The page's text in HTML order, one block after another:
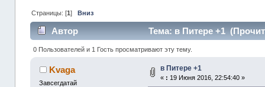
Страницы: [1] Вниз
Автор Тема: в Питере +1
0 Пользователей и 1 Гость просматривают эту тему.
Kvaga
Завсегдатай
в Питере +1
« : 19 Июня 2016, 22:54:40 »